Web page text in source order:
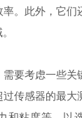
。此外，它们
要考虑一些关
传感器的最大